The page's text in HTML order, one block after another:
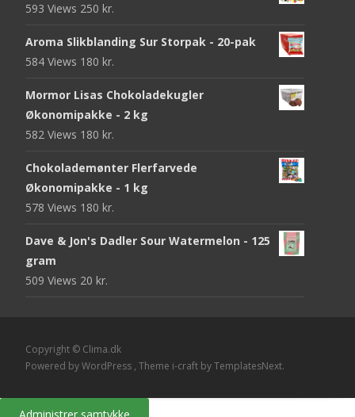
593 Views 250 kr.
Aroma Slikblanding Sur Storpak - 20-pak
584 Views 180 kr.
Mormor Lisas Chokoladekugler
Økonomipakke - 2 kg
582 Views 180 kr.
Chokolademønter Flerfarvede
Økonomipakke - 1 kg
578 Views 180 kr.
Dave & Jon's Dadler Sour Watermelon - 125
gram
509 Views 20 kr.
Copyright © Clima.dk
Powered by WordPress , Theme i-craft by TemplatesNext.